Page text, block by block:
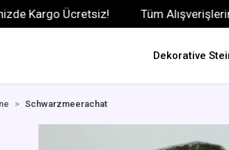
Ücretsiz! Tüm Alışverişlerinizde
Dekorative
Schwarzmeerachat